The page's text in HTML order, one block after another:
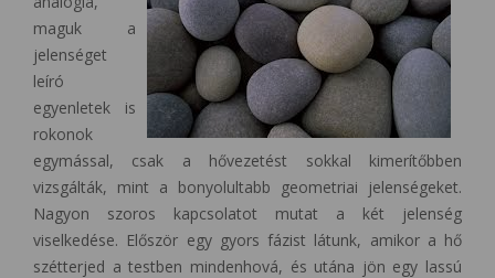
maguk a
jelenséget
leíró
egyenletek is
rokonok
egymással, csak a hővezetést sokkal kimerítőbben
vizsgálták, mint a bonyolultabb geometriai jelenségeket.
Nagyon szoros kapcsolatot mutat a két jelenség
viselkedése. Először egy gyors fázist látunk, amikor a hő
szétterjed a testben mindenhová, és utána jön egy lassú